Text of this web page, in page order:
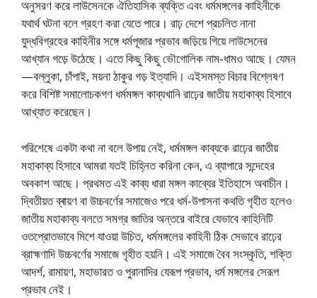
অনুসরণ করে লাউসেনকে ঐতিহাসিক ব্যক্তি এবং ধর্মমঙ্গলের কাহিনীকে
যথার্থ ঘটনা বলে গ্রহণ করা যেতে পারে। রাঢ় দেশে প্রচলিত নানা
যুদ্ধবিগ্রহের কাহিনীর সঙ্গে ধর্মপূজার প্রভাব জড়িয়ে গিয়ে লাউসেনের
আখ্যান গড়ে উঠেছে। এতে কিছু কিছু ভৌগোলিক নাম-ধামও আছে। যেমন
—বল্লুকা, চাঁপাই, ময়না ঠাকুর গড় ইত্যাদি। এইসমস্ত বিচার বিশ্লেষণ
করে বিশিষ্ট সমালোচকগণ ধর্মমঙ্গল কাব্যখানি রাঢ়ের জাতীয় মহাকাব্য হিসাবে
আখ্যাত করেছেন।
পরিশেষে একটা কথা না বলে উপায় নেই, ধর্মমঙ্গল কাব্যকে রাঢ়ের জাতীয়
মহাকাব্য হিসাবে আমরা যতই চিহ্নিত করিনা কেন, এ ব্যাপারে সন্দেহের
অবকাশ আছে। প্রথমত এই কাব্য ধারা মঙ্গল কাব্যের ইতিহাসে অবাচীন।
দ্বিতীয়ত ব্ৰায়ণ বা উচ্চবর্ণের সমাজেও পরে ধর্ম-উপাসনা কথতি গৃহীত হলেও
জাতীয় মহাকাব্য বলতে সমগ্র জাতির অন্তরে বাইরে যেভাবে কাহিনিটি
ওতপ্রোতভাবে মিশে যাওয়া উচিত, ধর্মমঙ্গলের কাহিনী ঠিক সেভাবে রাঢ়ের
ব্রাহ্মণাদি উচ্চবর্ণের সমাজে গৃহীত হয়নি। এই সমাজে বৈব সংস্কৃতি, শক্তি
আদর্শ, রামায়ণ, মহাভারত ও পুরানাদির যেরূপ প্রভাব, ধর্ম মঙ্গলের সেরূপ
প্রভাব নেই।